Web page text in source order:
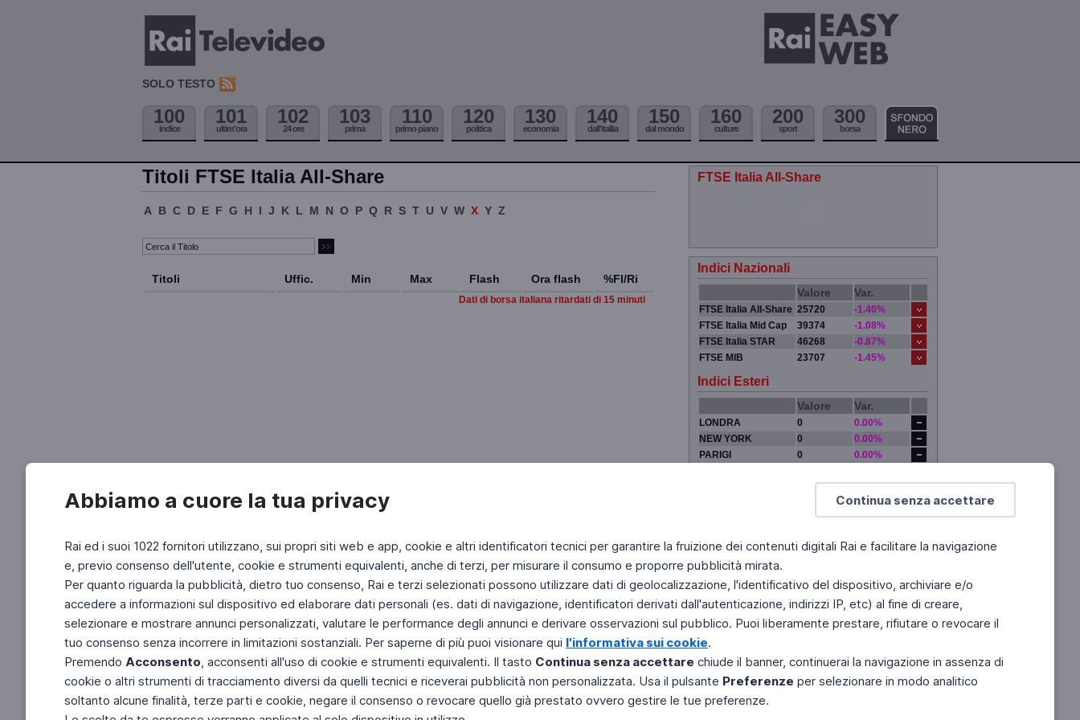
Continua senza accettare
Abbiamo a cuore la tua privacy
Rai ed i suoi 1022 fornitori utilizzano, sui propri siti web e app, cookie e altri identificatori tecnici per garantire la fruizione dei contenuti digitali Rai e facilitare la navigazione
e, previo consenso dell'utente, cookie e strumenti equivalenti, anche di terzi, per misurare il consumo e proporre pubblicità mirata.
Per quanto riguarda la pubblicità, dietro tuo consenso, Rai e terzi selezionati possono utilizzare dati di geolocalizzazione, l'identificativo del dispositivo, archiviare e/o
accedere a informazioni sul dispositivo ed elaborare dati personali (es. dati di navigazione, identificatori derivati dall'autenticazione, indirizzi IP, etc) al fine di creare,
selezionare e mostrare annunci personalizzati, valutare le performance degli annunci e derivare osservazioni sul pubblico. Puoi liberamente prestare, rifiutare o revocare il
tuo consenso senza incorrere in limitazioni sostanziali. Per saperne di più puoi visionare qui l'informativa sui cookie.
Premendo Acconsento, acconsenti all'uso di cookie e strumenti equivalenti. Il tasto Continua senza accettare chiude il banner, continuerai la navigazione in assenza di
cookie o altri strumenti di tracciamento diversi da quelli tecnici e riceverai pubblicità non personalizzata. Usa il pulsante Preferenze per selezionare in modo analitico
soltanto alcune finalità, terze parti e cookie, negare il consenso o revocare quello già prestato ovvero gestire le tue preferenze.
SOLO TESTO
100
indice
101
ultim'ora
102
24 ore
103
prima
110
primo piano
120
politica
130
economia
140
dall'itallia
150
dal mondo
160
culture
200
sport
300
borsa
Titoli FTSE Italia All-Share
A B C D E F G H I J K L M N O P Q R S T U V W X Y Z
Titoli Uffic. Min Max Flash Ora flash %Fl/Ri
Dati di borsa italiana ritardati di 15 minuti
FTSE Italia All-Share
Indici Nazionali
Valore Var.
FTSE Italia All-Share 25720
-1.40%
FTSE Italia Mid Cap
39374
-1.08%
FTSE Italia STAR
46268
-0.87%
FTSE MIB
23707 -1.45%
Indici Esteri
Valore Var.
LONDRA 0
0.00%
NEW YORK
0
0.00%
PARIGI
0
0.00%
Fai di Televideo la tua Home Page Chi Siamo
Copyright © 2011 Rai - Tutti i diritti riservati
Engineered by RAI - Reti e Piattaforme